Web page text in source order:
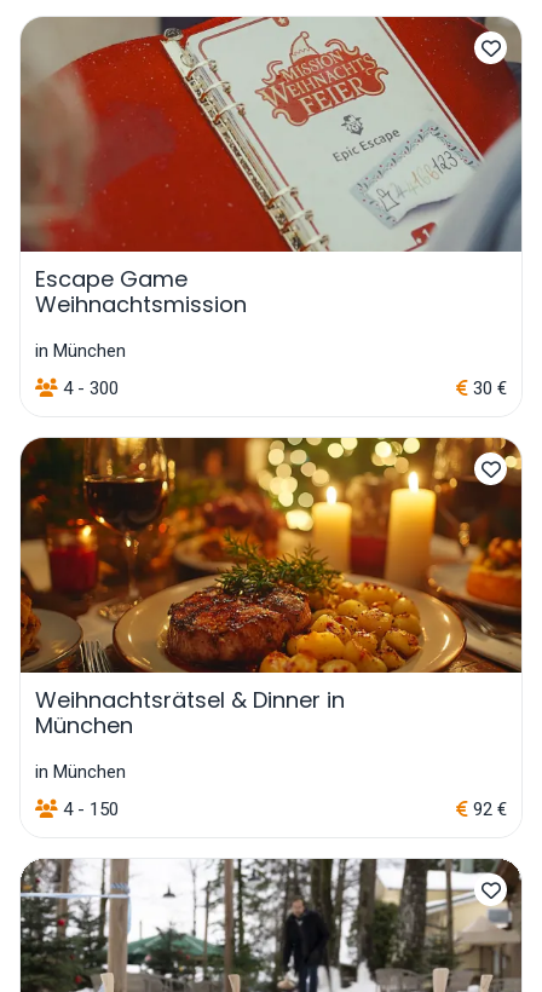
Escape Game
Weihnachtsmission
in München
4 - 300
30 €
Weihnachtsrätsel & Dinner in
München
in München
4 - 150
92 €